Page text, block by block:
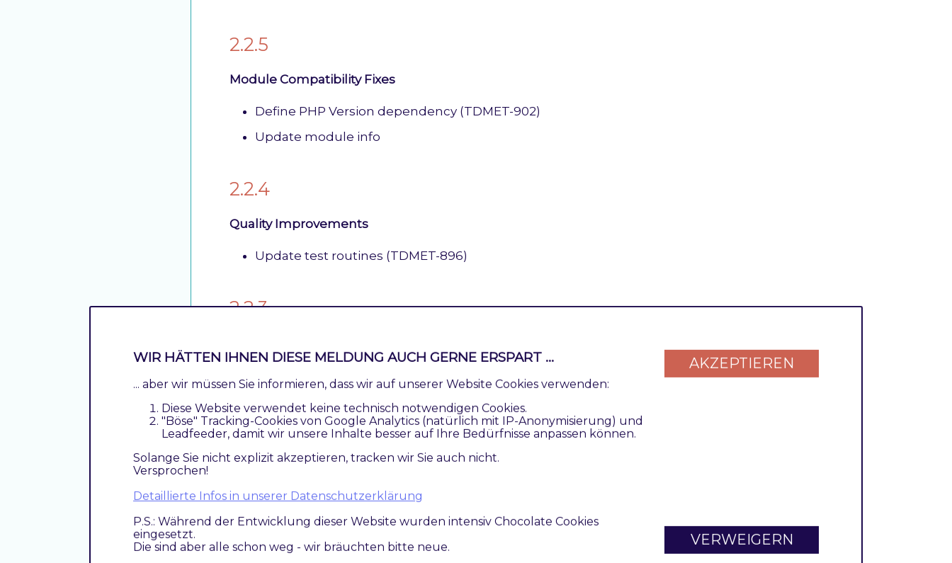
2.2.5
Module Compatibility Fixes
Define PHP Version dependency (TDMET-902)
Update module info
2.2.4
Quality Improvements
Update test routines (TDMET-896)
2.2.3
2.2.2
Fix Product tracking
Adapt Layout Fix view model integration
2.2.1
WIR HÄTTEN IHNEN DIESE MELDUNG AUCH GERNE ERSPART ...
... aber wir müssen Sie informieren, dass wir auf unserer Website Cookies verwenden:
Diese Website verwendet keine technisch notwendigen Cookies.
"Böse" Tracking-Cookies von Google Analytics (natürlich mit IP-Anonymisierung) und
Leadfeeder, damit wir unsere Inhalte besser auf Ihre Bedürfnisse anpassen können.
Solange Sie nicht explizit akzeptieren, tracken wir Sie auch nicht.
Versprochen!
Detaillierte Infos in unserer Datenschutzerklärung
P.S.: Während der Entwicklung dieser Website wurden intensiv Chocolate Cookies
eingesetzt.
Die sind aber alle schon weg - wir bräuchten bitte neue.
AKZEPTIEREN
VERWEIGERN